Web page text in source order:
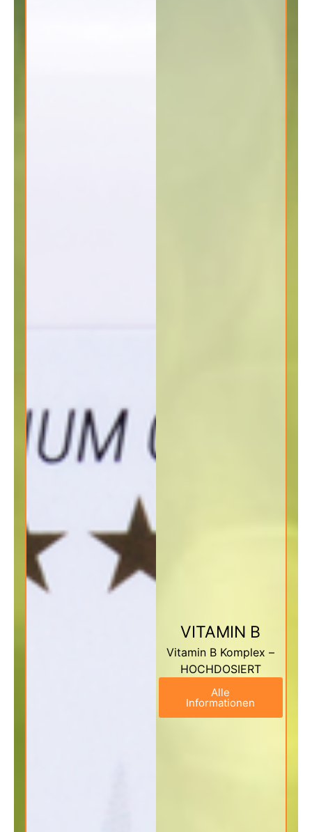
VITAMIN B
Vitamin B Komplex –
HOCHDOSIERT
Alle
Informationen